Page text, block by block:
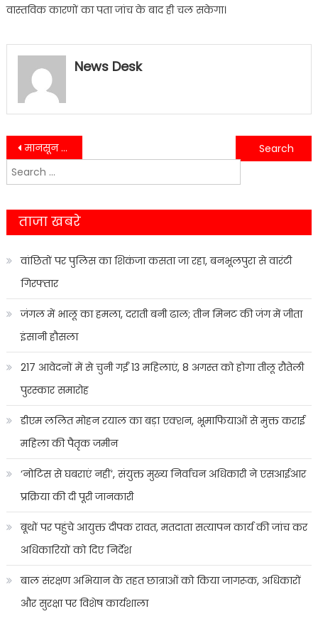
वास्तविक कारणों का पता जांच के बाद ही चल सकेगा।
News Desk
Post
navigation
मानसून से पहले नैनीताल जिला प्रशासन अलर्ट, एडीएम सौरभ असवाल ने सभी विभागों को 24×7 कंट्रोल रूम और त्वरित रिस्पॉन्स के दिए निर्देश
नैनीताल में विकास कार्यों की जमीनी हकीकत देखने पहुंचे आयुक्त दीपक रावत, धीमे काम और गंदगी पर जताई सख्त नाराजगी
Search
for:
ताजा खबरे
वांछितों पर पुलिस का शिकंजा कसता जा रहा, बनभूलपुरा से वारंटी
गिरफ्तार
जंगल में भालू का हमला, दराती बनी ढाल; तीन मिनट की जंग में जीता
इंसानी हौसला
217 आवेदनों में से चुनी गईं 13 महिलाएं, 8 अगस्त को होगा तीलू रौतेली
पुरस्कार समारोह
डीएम ललित मोहन रयाल का बड़ा एक्शन, भूमाफियाओं से मुक्त कराई
महिला की पैतृक जमीन
‘नोटिस से घबराएं नहीं’, संयुक्त मुख्य निर्वाचन अधिकारी ने एसआईआर
प्रक्रिया की दी पूरी जानकारी
बूथों पर पहुंचे आयुक्त दीपक रावत, मतदाता सत्यापन कार्य की जांच कर
अधिकारियों को दिए निर्देश
बाल संरक्षण अभियान के तहत छात्राओं को किया जागरूक, अधिकारों
और सुरक्षा पर विशेष कार्यशाला